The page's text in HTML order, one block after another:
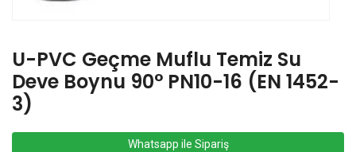
U-PVC Geçme Muflu Temiz Su
Deve Boynu 90° PN10-16 (EN 1452-
3)
Whatsapp ile Sipariş